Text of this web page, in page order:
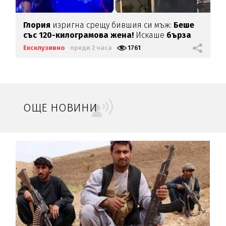
Глория изригна срещу бившия си мъж: Беше
със 120-килограмова жена! Искаше бърза
печалба...
Ексклузивно преди 2 часа 1761
ОЩЕ НОВИНИ